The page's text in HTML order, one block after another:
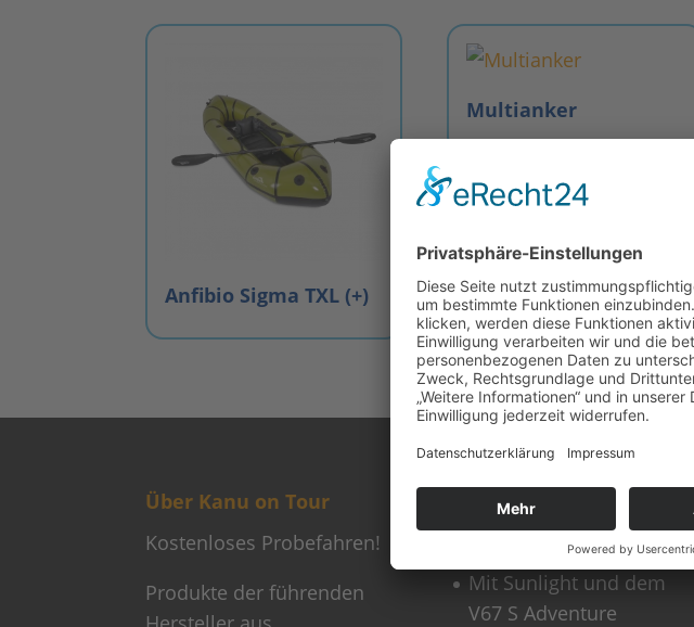
Anfibio Sigma TXL (+)
Multianker
Über Kanu on Tour
Kostenloses Probefahren!
Produkte der führenden
Neueste Beiträge
Mit „RAWBITE“ on Tour
Mit Sunlight und dem
V67 S Adventure